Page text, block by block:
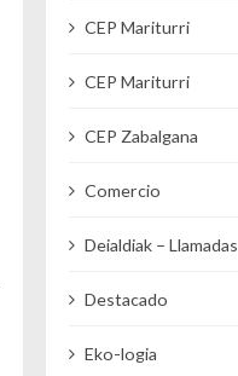
CEP Mariturri
CEP Mariturri
CEP Zabalgana
Comercio
Deialdiak – Llamadas
Destacado
Eko-logia